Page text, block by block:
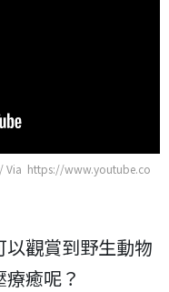
/ Via https://www.youtube.co
觀賞到野生動物
癒呢？